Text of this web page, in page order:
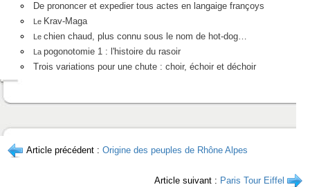
De prononcer et expedier tous actes en langaige françoys
Le Krav-Maga
Le chien chaud, plus connu sous le nom de hot-dog…
La pogonotomie 1 : l'histoire du rasoir
Trois variations pour une chute : choir, échoir et déchoir
Article précédent : Origine des peuples de Rhône Alpes
Article suivant : Paris Tour Eiffel